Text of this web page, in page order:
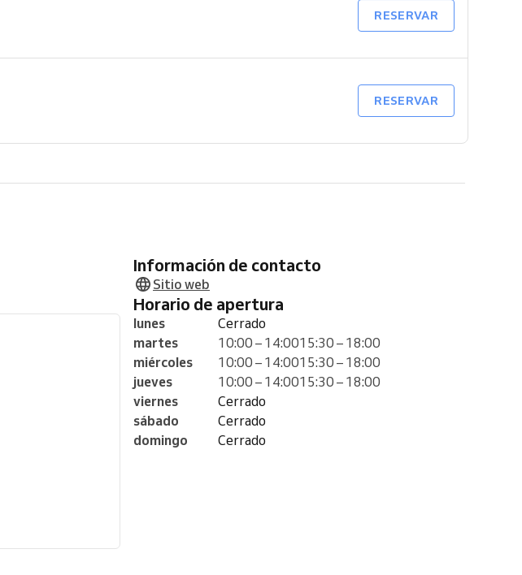
RESERVAR
RESERVAR
Información de contacto
Sitio web
Horario de apertura
lunes
Cerrado
martes
10:00 – 14:0015:30 – 18:00
miércoles
10:00 – 14:0015:30 – 18:00
jueves
10:00 – 14:0015:30 – 18:00
viernes
Cerrado
sábado
Cerrado
domingo
Cerrado